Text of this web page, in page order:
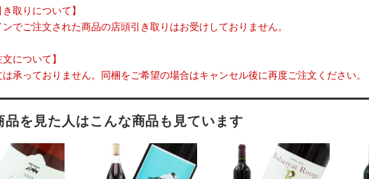
き取りについて】
ンでご注文された商品の店頭引き取りはお受けしておりません。
文について】
承っておりません。同梱をご希望の場合はキャンセル後に再度ご注文ください。
品を見た人はこんな商品も見ています